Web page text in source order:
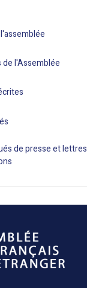
de l'Assemblée
de presse et lettres